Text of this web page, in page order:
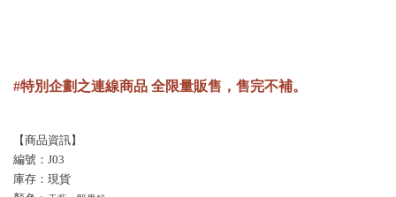
#特別企劃之連線商品 全限量販售，售完不補。
【商品資訊】
編號：J03
庫存：現貨